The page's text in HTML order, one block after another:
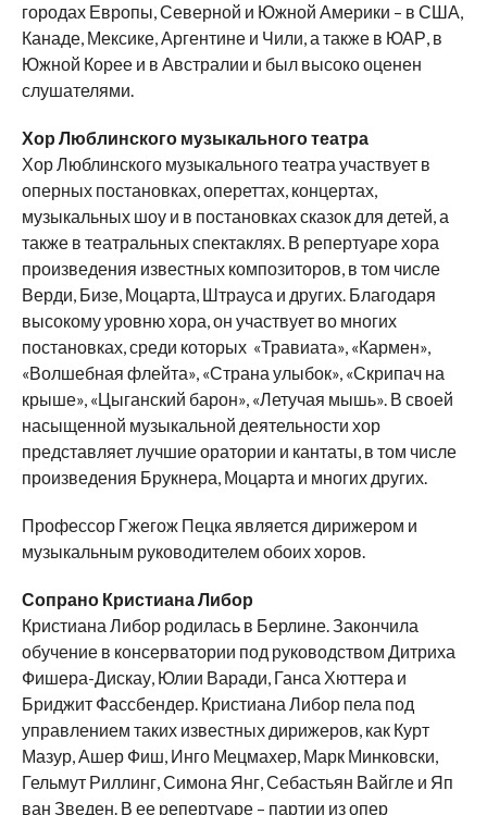
городах Европы, Северной и Южной Америки – в США,
Канаде, Мексике, Аргентине и Чили, а также в ЮАР, в
Южной Корее и в Австралии и был высоко оценен
слушателями.
Хор Люблинского музыкального театра
Хор Люблинского музыкального театра участвует в
оперных постановках, опереттах, концертах,
музыкальных шоу и в постановках сказок для детей, а
также в театральных спектаклях. В репертуаре хора
произведения известных композиторов, в том числе
Верди, Бизе, Моцарта, Штрауса и других. Благодаря
высокому уровню хора, он участвует во многих
постановках, среди которых «Травиата», «Кармен»,
«Волшебная флейта», «Страна улыбок», «Скрипач на
крыше», «Цыганский барон», «Летучая мышь». В своей
насыщенной музыкальной деятельности хор
представляет лучшие оратории и кантаты, в том числе
произведения Брукнера, Моцарта и многих других.
Профессор Гжегож Пецка является дирижером и
музыкальным руководителем обоих хоров.
Сопрано Кристиана Либор
Кристиана Либор родилась в Берлине. Закончила
обучение в консерватории под руководством Дитриха
Фишера-Дискау, Юлии Варади, Ганса Хюттера и
Бриджит Фассбендер. Кристиана Либор пела под
управлением таких известных дирижеров, как Курт
Мазур, Ашер Фиш, Инго Мецмахер, Марк Минковски,
Гельмут Риллинг, Симона Янг, Себастьян Вайгле и Яп
ван Зведен. В ее репертуаре – партии из опер